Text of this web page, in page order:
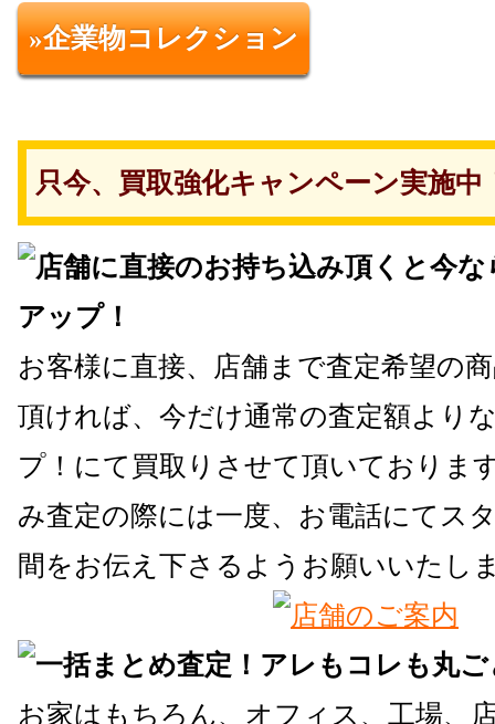
»企業物コレクション
只今、買取強化キャンペーン実施中
お客様に直接、店舗まで査定希望の
頂ければ、今だけ通常の査定額より
プ！にて買取りさせて頂いておりま
み査定の際には一度、お電話にてス
間をお伝え下さるようお願いいたし
お家はもちろん、オフィス、工場、